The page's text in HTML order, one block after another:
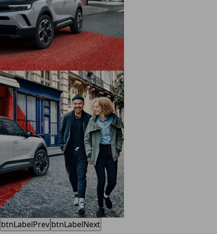
btnLabelPrev btnLabelNext